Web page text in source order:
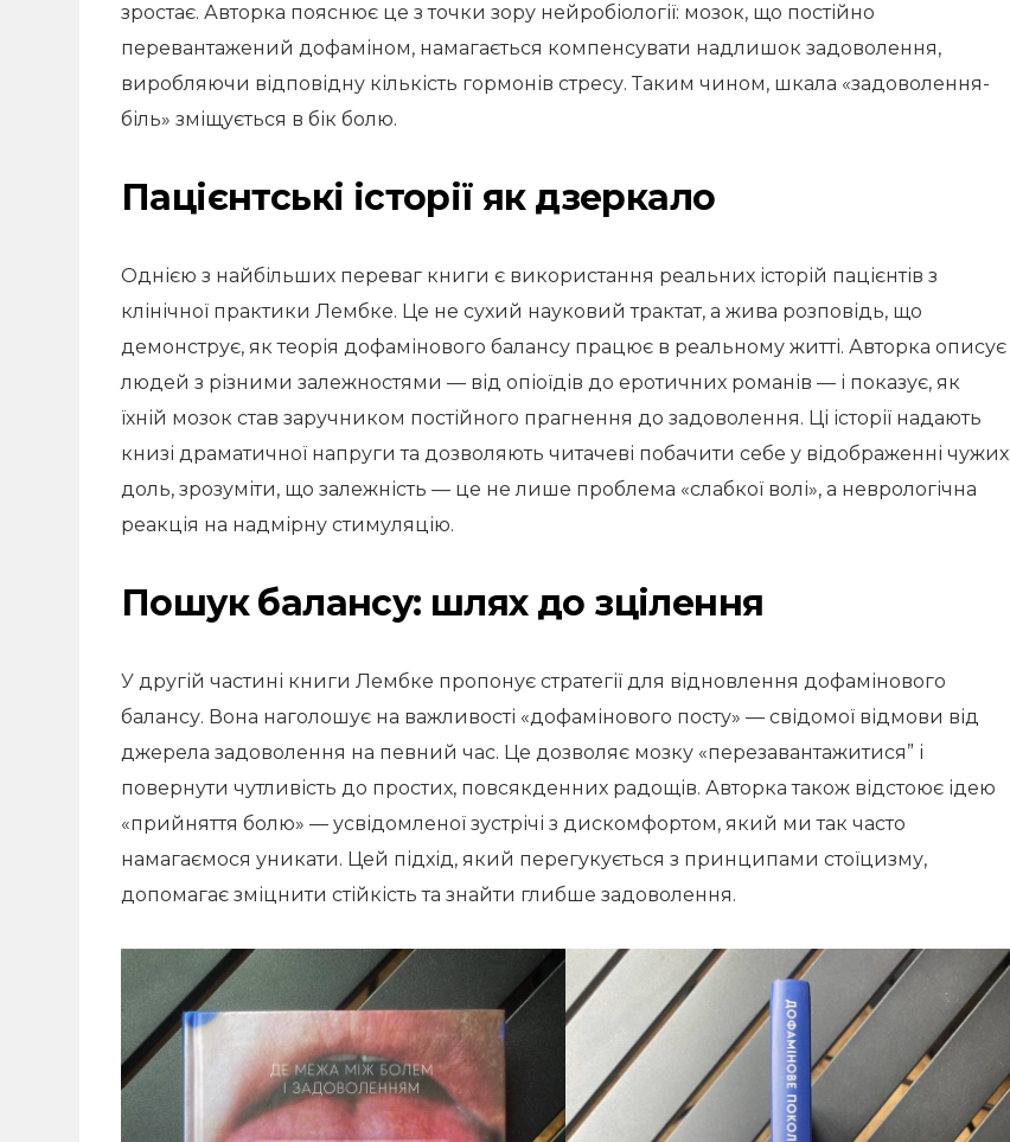
зростає. Авторка пояснює це з точки зору нейробіології: мозок, що постійно
перевантажений дофаміном, намагається компенсувати надлишок задоволення,
виробляючи відповідну кількість гормонів стресу. Таким чином, шкала «задоволення-
біль» зміщується в бік болю.
Пацієнтські історії як дзеркало
Однією з найбільших переваг книги є використання реальних історій пацієнтів з
клінічної практики Лембке. Це не сухий науковий трактат, а жива розповідь, що
демонструє, як теорія дофамінового балансу працює в реальному житті. Авторка описує
людей з різними залежностями — від опіоїдів до еротичних романів — і показує, як
їхній мозок став заручником постійного прагнення до задоволення. Ці історії надають
книзі драматичної напруги та дозволяють читачеві побачити себе у відображенні чужих
доль, зрозуміти, що залежність — це не лише проблема «слабкої волі», а неврологічна
реакція на надмірну стимуляцію.
Пошук балансу: шлях до зцілення
У другій частині книги Лембке пропонує стратегії для відновлення дофамінового
балансу. Вона наголошує на важливості «дофамінового посту» — свідомої відмови від
джерела задоволення на певний час. Це дозволяє мозку «перезавантажитися” і
повернути чутливість до простих, повсякденних радощів. Авторка також відстоює ідею
«прийняття болю» — усвідомленої зустрічі з дискомфортом, який ми так часто
намагаємося уникати. Цей підхід, який перегукується з принципами стоїцизму,
допомагає зміцнити стійкість та знайти глибше задоволення.